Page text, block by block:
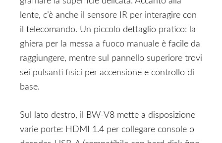
lente, c’è anche il sensore IR per interagire con
il telecomando. Un piccolo dettaglio pratico: la
ghiera per la messa a fuoco manuale è facile da
raggiungere, mentre sul pannello superiore trovi
sei pulsanti fisici per accensione e controllo di
base.
Sul lato destro, il BW-V8 mette a disposizione
varie porte: HDMI 1.4 per collegare console o